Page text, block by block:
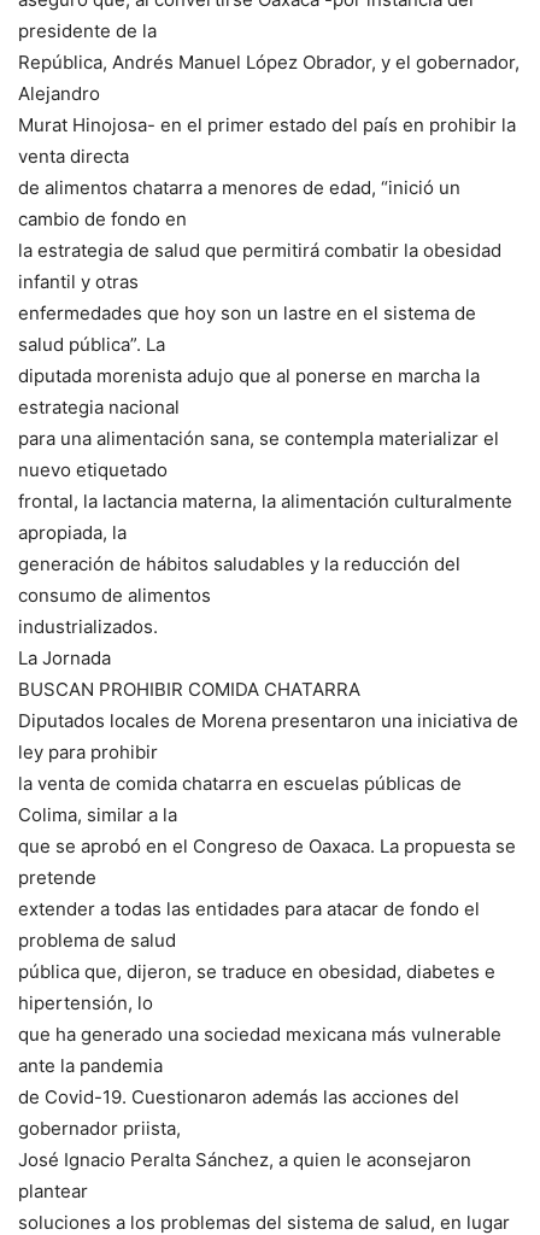
presidente de la
República, Andrés Manuel López Obrador, y el gobernador,
Alejandro
Murat Hinojosa- en el primer estado del país en prohibir la
venta directa
de alimentos chatarra a menores de edad, “inició un
cambio de fondo en
la estrategia de salud que permitirá combatir la obesidad
infantil y otras
enfermedades que hoy son un lastre en el sistema de
salud pública”. La
diputada morenista adujo que al ponerse en marcha la
estrategia nacional
para una alimentación sana, se contempla materializar el
nuevo etiquetado
frontal, la lactancia materna, la alimentación culturalmente
apropiada, la
generación de hábitos saludables y la reducción del
consumo de alimentos
industrializados.
La Jornada
BUSCAN PROHIBIR COMIDA CHATARRA
Diputados locales de Morena presentaron una iniciativa de
ley para prohibir
la venta de comida chatarra en escuelas públicas de
Colima, similar a la
que se aprobó en el Congreso de Oaxaca. La propuesta se
pretende
extender a todas las entidades para atacar de fondo el
problema de salud
pública que, dijeron, se traduce en obesidad, diabetes e
hipertensión, lo
que ha generado una sociedad mexicana más vulnerable
ante la pandemia
de Covid-19. Cuestionaron además las acciones del
gobernador priista,
José Ignacio Peralta Sánchez, a quien le aconsejaron
plantear
soluciones a los problemas del sistema de salud, en lugar